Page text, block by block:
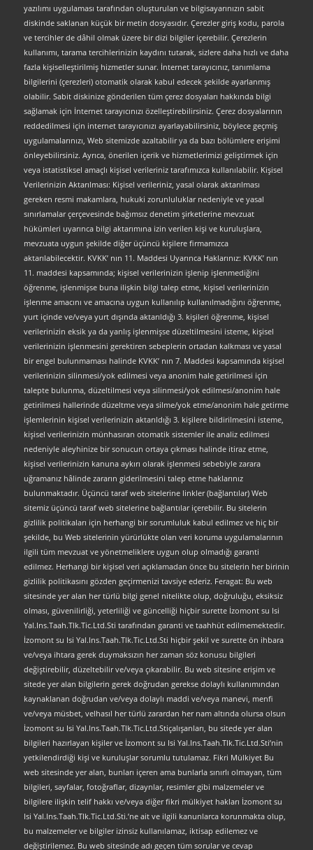
yazılımı uygulaması tarafından oluşturulan ve bilgisayarınızın sabit
diskinde saklanan küçük bir metin dosyasıdır. Çerezler giriş kodu, parola
ve tercihler de dâhil olmak üzere bir dizi bilgiler içerebilir. Çerezlerin
kullanımı, tarama tercihlerinizin kaydını tutarak, sizlere daha hızlı ve daha
fazla kişiselleştirilmiş hizmetler sunar. İnternet tarayıcınız, tanımlama
bilgilerini (çerezleri) otomatik olarak kabul edecek şekilde ayarlanmış
olabilir. Sabit diskinize gönderilen tüm çerez dosyaları hakkında bilgi
sağlamak için İnternet tarayıcınızı özelleştirebilirsiniz. Çerez dosyalarının
reddedilmesi için internet tarayıcınızı ayarlayabilirsiniz, böylece geçmiş
uygulamalarınızı, Web sitemizde azaltabilir ya da bazı bölümlere erişimi
önleyebilirsiniz. Ayrıca, önerilen içerik ve hizmetlerimizi geliştirmek için
veya istatistiksel amaçlı kişisel verileriniz tarafımızca kullanılabilir. Kişisel
Verilerinizin Aktarılması: Kişisel verileriniz, yasal olarak aktarılması
gereken resmi makamlara, hukuki zorunluluklar nedeniyle ve yasal
sınırlamalar çerçevesinde bağımsız denetim şirketlerine mevzuat
hükümleri uyarınca bilgi aktarımına izin verilen kişi ve kuruluşlara,
mevzuata uygun şekilde diğer üçüncü kişilere firmamızca
aktarılabilecektir. KVKK’ nın 11. Maddesi Uyarınca Haklarınız: KVKK’ nın
11. maddesi kapsamında; kişisel verilerinizin işlenip işlenmediğini
öğrenme, işlenmişse buna ilişkin bilgi talep etme, kişisel verilerinizin
işlenme amacını ve amacına uygun kullanılıp kullanılmadığını öğrenme,
yurt içinde ve/veya yurt dışında aktarıldığı 3. kişileri öğrenme, kişisel
verilerinizin eksik ya da yanlış işlenmişse düzeltilmesini isteme, kişisel
verilerinizin işlenmesini gerektiren sebeplerin ortadan kalkması ve yasal
bir engel bulunmaması halinde KVKK’ nın 7. Maddesi kapsamında kişisel
verilerinizin silinmesi/yok edilmesi veya anonim hale getirilmesi için
talepte bulunma, düzeltilmesi veya silinmesi/yok edilmesi/anonim hale
getirilmesi hallerinde düzeltme veya silme/yok etme/anonim hale getirme
işlemlerinin kişisel verilerinizin aktarıldığı 3. kişilere bildirilmesini isteme,
kişisel verilerinizin münhasıran otomatik sistemler ile analiz edilmesi
nedeniyle aleyhinize bir sonucun ortaya çıkması halinde itiraz etme,
kişisel verilerinizin kanuna aykırı olarak işlenmesi sebebiyle zarara
uğramanız hâlinde zararın giderilmesini talep etme haklarınız
bulunmaktadır. Üçüncü taraf web sitelerine linkler (bağlantılar) Web
sitemiz üçüncü taraf web sitelerine bağlantılar içerebilir. Bu sitelerin
gizlilik politikaları için herhangi bir sorumluluk kabul edilmez ve hiç bir
şekilde, bu Web sitelerinin yürürlükte olan veri koruma uygulamalarının
ilgili tüm mevzuat ve yönetmeliklere uygun olup olmadığı garanti
edilmez. Herhangi bir kişisel veri açıklamadan önce bu sitelerin her birinin
gizlilik politikasını gözden geçirmenizi tavsiye ederiz. Feragat: Bu web
sitesinde yer alan her türlü bilgi genel nitelikte olup, doğruluğu, eksiksiz
olması, güvenilirliği, yeterliliği ve güncelliği hiçbir surette İzomont su Isi
Yal.Ins.Taah.Tlk.Tic.Ltd.Sti tarafından garanti ve taahhüt edilmemektedir.
İzomont su Isi Yal.Ins.Taah.Tlk.Tic.Ltd.Sti hiçbir şekil ve surette ön ihbara
ve/veya ihtara gerek duymaksızın her zaman söz konusu bilgileri
değiştirebilir, düzeltebilir ve/veya çıkarabilir. Bu web sitesine erişim ve
sitede yer alan bilgilerin gerek doğrudan gerekse dolaylı kullanımından
kaynaklanan doğrudan ve/veya dolaylı maddi ve/veya manevi, menfi
ve/veya müsbet, velhasıl her türlü zarardan her nam altında olursa olsun
İzomont su Isi Yal.Ins.Taah.Tlk.Tic.Ltd.Stiçalışanları, bu sitede yer alan
bilgileri hazırlayan kişiler ve İzomont su Isi Yal.Ins.Taah.Tlk.Tic.Ltd.Sti’nin
yetkilendirdiği kişi ve kuruluşlar sorumlu tutulamaz. Fikri Mülkiyet Bu
web sitesinde yer alan, bunları içeren ama bunlarla sınırlı olmayan, tüm
bilgileri, sayfalar, fotoğraflar, dizaynlar, resimler gibi malzemeler ve
bilgilere ilişkin telif hakkı ve/veya diğer fikri mülkiyet hakları İzomont su
Isi Yal.Ins.Taah.Tlk.Tic.Ltd.Sti.’ne ait ve ilgili kanunlarca korunmakta olup,
bu malzemeler ve bilgiler izinsiz kullanılamaz, iktisap edilemez ve
değiştirilemez. Bu web sitesinde adı geçen tüm sorular ve cevap